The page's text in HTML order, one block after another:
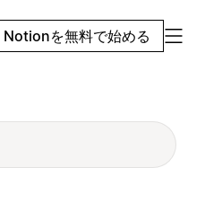
Notionを無料で始める